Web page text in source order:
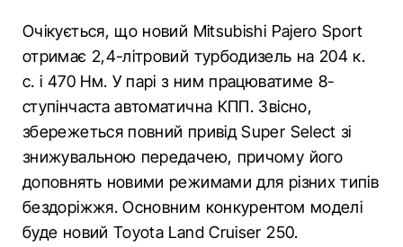
Очікується, що новий Mitsubishi Pajero Sport
отримає 2,4-літровий турбодизель на 204 к.
с. і 470 Нм. У парі з ним працюватиме 8-
ступінчаста автоматична КПП. Звісно,
збережеться повний привід Super Select зі
знижувальною передачею, причому його
доповнять новими режимами для різних типів
бездоріжжя. Основним конкурентом моделі
буде новий Toyota Land Cruiser 250.